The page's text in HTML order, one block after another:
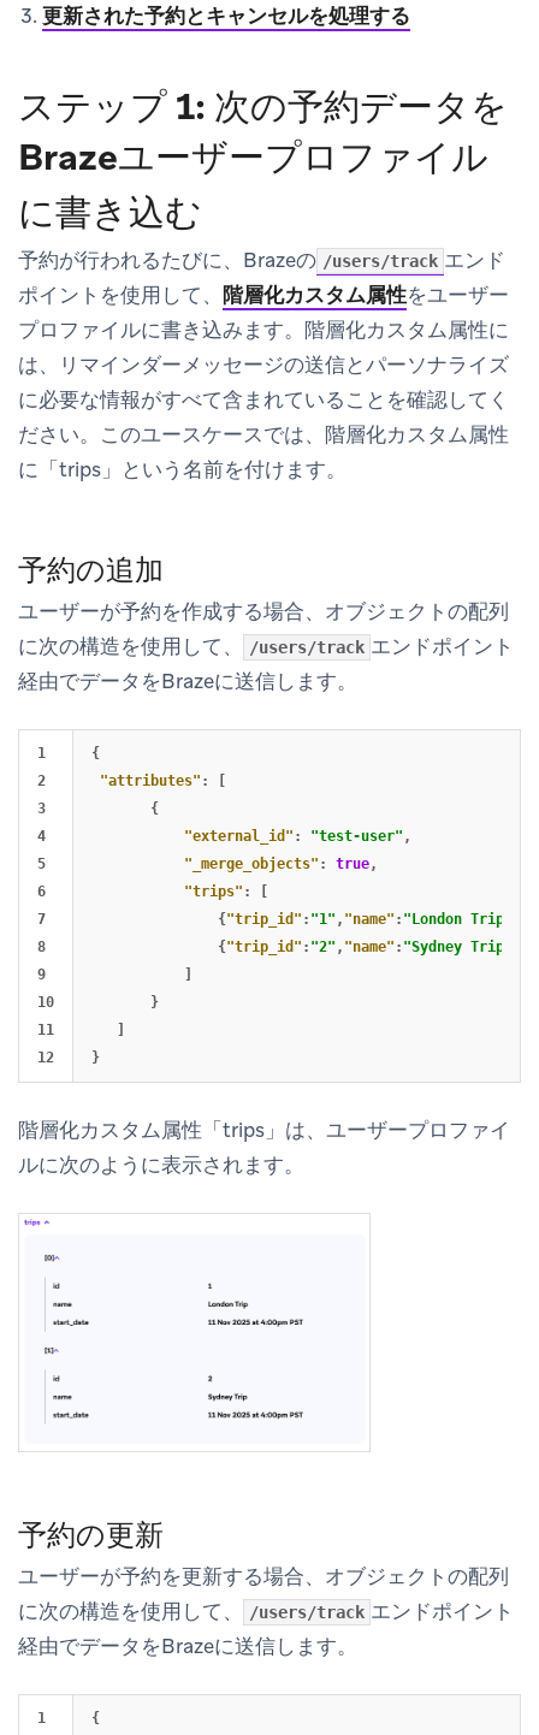
更新された予約とキャンセルを処理する
ステップ 1: 次の予約データを
Brazeユーザープロファイル
に書き込む
予約が行われるたびに、Brazeの /users/track エンド
ポイントを使用して、 階層化カスタム属性をユーザー
プロファイルに書き込みます。階層化カスタム属性に
は、リマインダーメッセージの送信とパーソナライズ
に必要な情報がすべて含まれていることを確認してく
ださい。このユースケースでは、階層化カスタム属性
に「trips」という名前を付けます。
予約の追加
ユーザーが予約を作成する場合、オブジェクトの配列
に次の構造を使用して、
/users/track エンドポイント
経由でデータをBrazeに送信します。
1
2
3
4
5
6
7
8
9
10
11
{
"attributes" :
{
"external_id" : "test-user" ,
"_merge_objects" : true,
"trips" :
{ "trip_id" : "1" , "name" : "London Trip"
{ "trip_id" : "2" , "name" : "Sydney Trip"
}
}
階層化カスタム属性「trips」は、ユーザープロファイ
ルに次のように表示されます。
予約の更新
ユーザーが予約を更新する場合、オブジェクトの配列
に次の構造を使用して、
/users/track エンドポイント
経由でデータをBrazeに送信します。
1 {